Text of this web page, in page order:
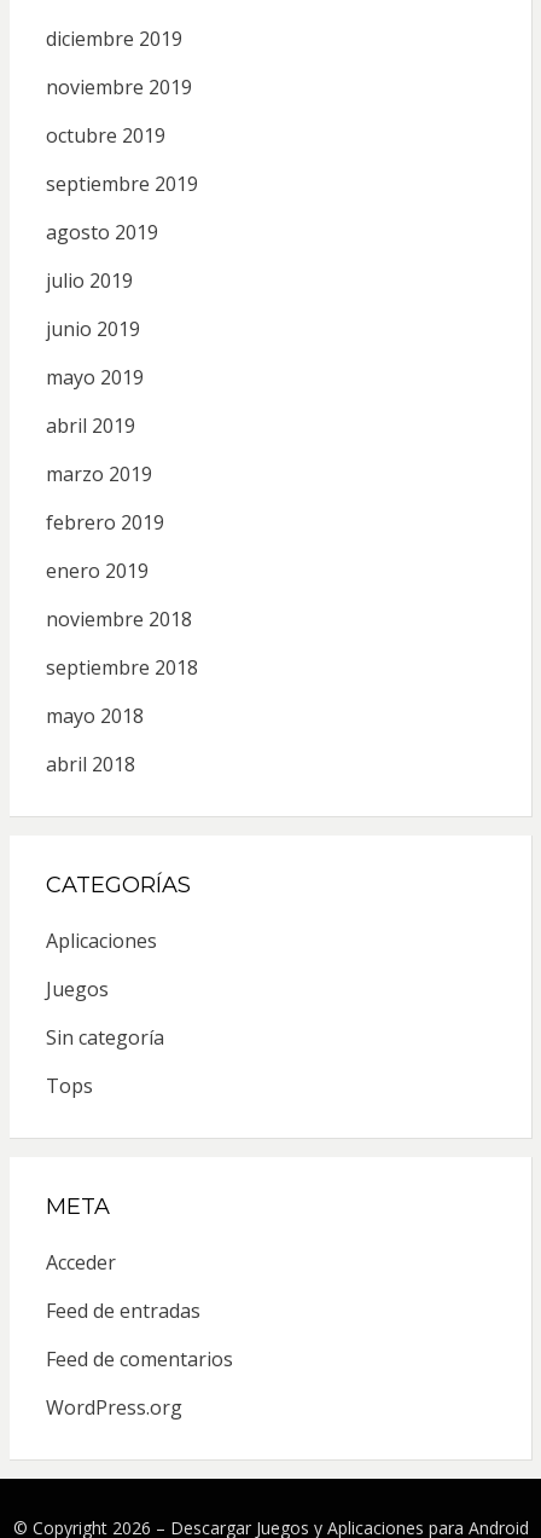
diciembre 2019
noviembre 2019
octubre 2019
septiembre 2019
agosto 2019
julio 2019
junio 2019
mayo 2019
abril 2019
marzo 2019
febrero 2019
enero 2019
noviembre 2018
septiembre 2018
mayo 2018
abril 2018
CATEGORÍAS
Aplicaciones
Juegos
Sin categoría
Tops
META
Acceder
Feed de entradas
Feed de comentarios
WordPress.org
© Copyright 2026 – Descargar Juegos y Aplicaciones para Android